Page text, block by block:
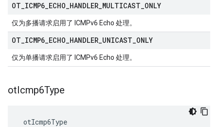
OT ICMP6 ECHO HANDLER MULTICAST ONLY
仅为多播请求启用了 ICMPv6 Echo 处理。
OT ICMP6 ECHO HANDLER UNICAST ONLY
仅为单播请求启用了 ICMPv6 Echo 处理。
otIcmp6Type
otIcmp6Type